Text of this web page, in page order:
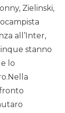
Zielinski,
all’Inter,
stanno
lo